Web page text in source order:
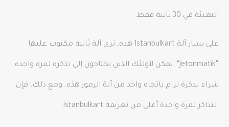
التعبئة في 30 ثانية فقط.
على يسار آلة Istanbulkart هذه، ترى آلة ثانية مكتوب عليها
“Jetonmatik”. يمكن لأولئك الذين يحتاجون إلى تذكرة لمرة واحدة
شراء تذكرة ترام باتجاه واحد من آلة الرموز هذه. ومع ذلك، فإن
التذاكر لمرة واحدة أغلى من تعريفة Istanbulkart.